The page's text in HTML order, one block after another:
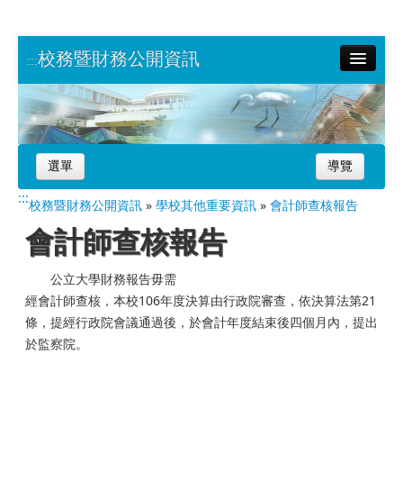
:::校務暨財務公開資訊
南大首頁
網站導覽
選單 導覽
:::校務暨財務公開資訊 » 學校其他重要資訊 » 會計師查核報告
會計師查核報告
公立大學財務報告毋需
經會計師查核，本校106年度決算由行政院審查，依決算法第21
條，提經行政院會議通過後，於會計年度結束後四個月內，提出
於監察院。